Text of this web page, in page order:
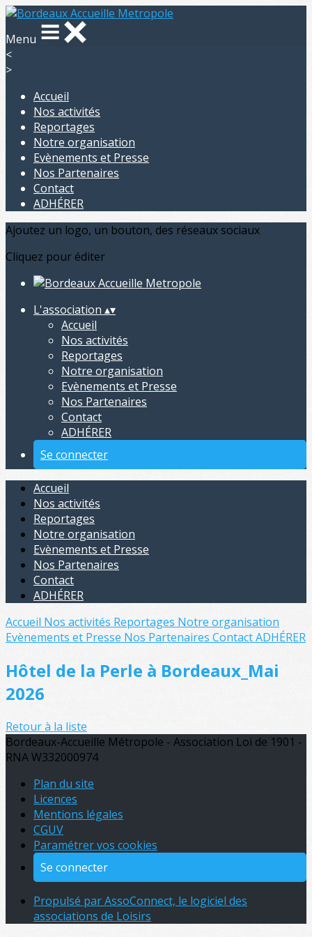
Menu
<
>
Accueil
Nos activités
Reportages
Notre organisation
Evènements et Presse
Nos Partenaires
Contact
ADHÉRER
Ajoutez un logo, un bouton, des réseaux sociaux
Cliquez pour éditer
L'association ▴▾
Accueil
Nos activités
Reportages
Notre organisation
Evènements et Presse
Nos Partenaires
Contact
ADHÉRER
Se connecter
Accueil
Nos activités
Reportages
Notre organisation
Evènements et Presse
Nos Partenaires
Contact
ADHÉRER
Accueil Nos activités Reportages Notre organisation
Evènements et Presse Nos Partenaires ContactADHÉRER
Hôtel de la Perle à Bordeaux_Mai
2026
Retour à la liste
Bordeaux-Accueille Métropole - Association Loi de 1901 -
RNA W332000974
Plan du site
Licences
Mentions légales
CGUV
Paramétrer vos cookies
Se connecter
Propulsé par AssoConnect, le logiciel des
associations de Loisirs